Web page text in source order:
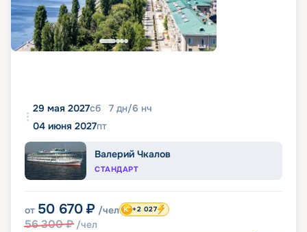
29 мая 2027сб 7 дн/6 нч
04 июня 2027пт
Валерий Чкалов
СТАНДАРТ
от 50 670 ₽ /чел
56 300₽ /чел
+2 027